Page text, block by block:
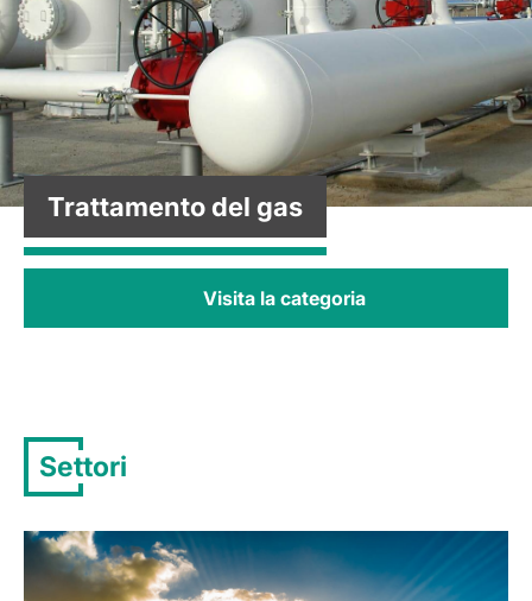
Trattamento del gas
Visita la categoria
Settori